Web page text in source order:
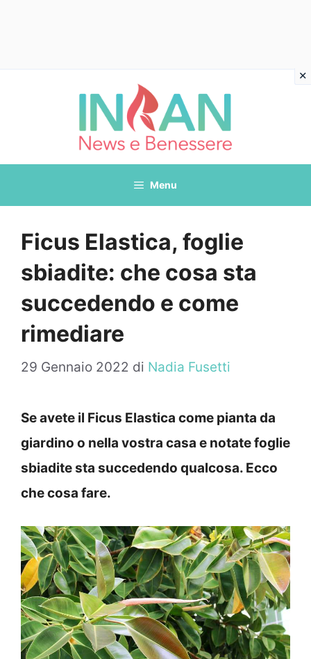
Menu
Ficus Elastica, foglie
sbiadite: che cosa sta
succedendo e come
rimediare
29 Gennaio 2022 di Nadia Fusetti
Se avete il Ficus Elastica come pianta da
giardino o nella vostra casa e notate foglie
sbiadite sta succedendo qualcosa. Ecco
che cosa fare.